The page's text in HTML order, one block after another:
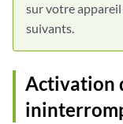
sur votre
suivants.
Activation